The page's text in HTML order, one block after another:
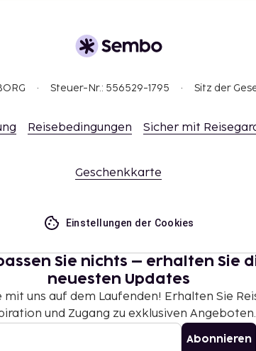
Steuer-Nr.: 556529-1795 Sitz der
Reisebedingungen Sicher mit
Geschenkkarte
Einstellungen der Cookies
Sie nichts – erhalten Sie
neuesten Updates
mit uns auf dem Laufenden! Erhalten Sie
und Zugang zu exklusiven Angeboten.
Abonnieren